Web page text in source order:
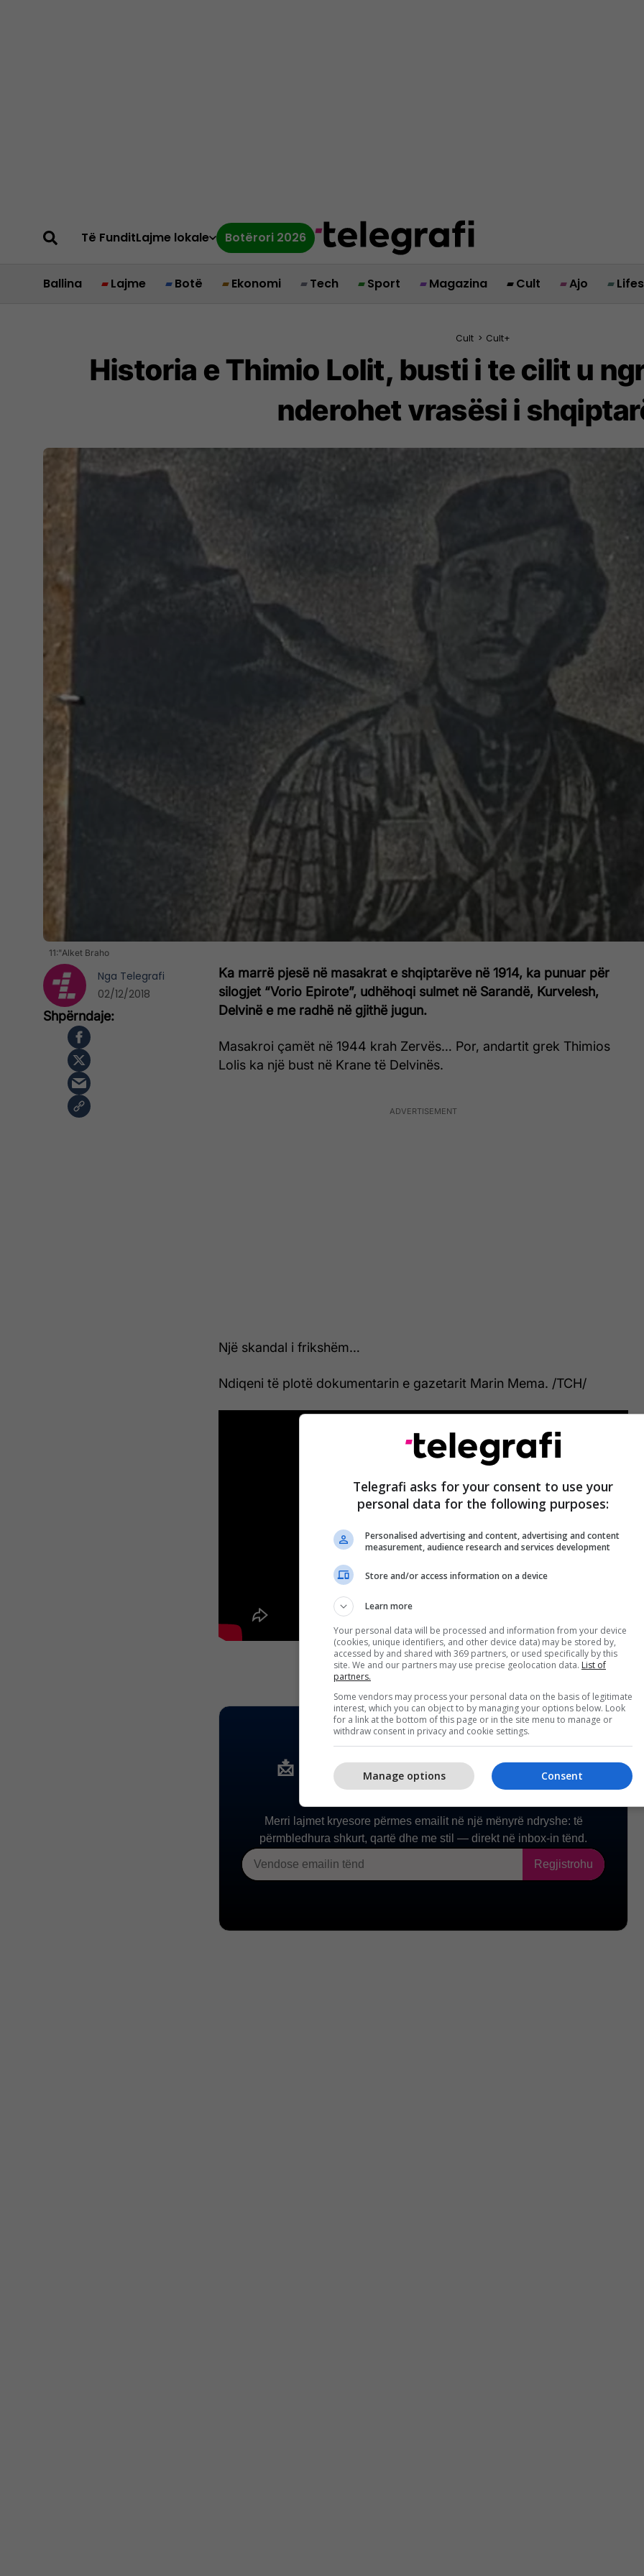
Të FunditLajme lokale Botërori 2026
Ballina Lajme Botë Ekonomi Tech Sport Magazina Cult Ajo
Cult > Cult+
Historia e Thimio Lolit, busti i te cilit u
nderohet vrasësi i
11:"Alket Braho
Ka marrë pjesë në masakrat e shqiptarëve në 1914, ka punuar për
silogjet “Vorio Epirote”, udhëhoqi sulmet në Sarandë, Kurvelesh,
Delvinë e me radhë në gjithë jugun.
Masakroi çamët në 1944 krah Zervës… Por, andartit grek Thimios
Lolis ka një bust në Krane të Delvinës.
Një skandal i frikshëm…
Ndiqeni të plotë dokumentarin e gazetarit Marin Mema. /TCH/
Nga Telegrafi
02/12/2018
Telegrafi asks for your consent to use your
personal data for the following purposes:
Personalised advertising and content, advertising and content
measurement, audience research and services development
Store and/or access information on a device
Learn more
Your personal data will be processed and information from your device
(cookies, unique identifiers, and other device data) may be stored by,
accessed by and shared with 369 partners, or used specifically by this
site. We and our partners may use precise geolocation data. List of
partners.
Some vendors may process your personal data on the basis of legitimate
interest, which you can object to by managing your options below. Look
for a link at the bottom of this page or in the site menu to manage or
withdraw consent in privacy and cookie settings.
Consent
Manage options